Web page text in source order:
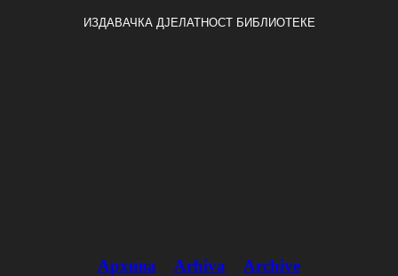
ИЗДАВАЧКА ДЈЕЛАТНОСТ БИБЛИОТЕКЕ
Архива Arhiva Archive